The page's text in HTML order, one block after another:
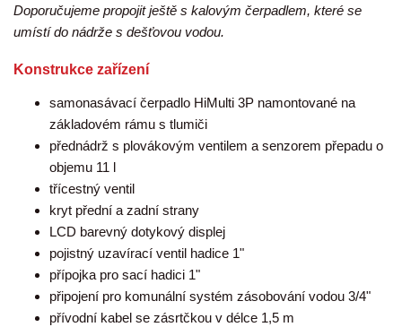
Doporučujeme propojit ještě s kalovým čerpadlem, které se
umístí do nádrže s dešťovou vodou.
Konstrukce zařízení
samonasávací čerpadlo HiMulti 3P namontované na
základovém rámu s tlumiči
přednádrž s plovákovým ventilem a senzorem přepadu o
objemu 11 l
třícestný ventil
kryt přední a zadní strany
LCD barevný dotykový displej
pojistný uzavírací ventil hadice 1"
přípojka pro sací hadici 1"
připojení pro komunální systém zásobování vodou 3/4"
přívodní kabel se zásrtčkou v délce 1,5 m